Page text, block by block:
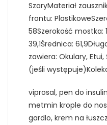
SzaryMateriał
frontu:
58Szerokość mostka:
39,1Średnica:
zawiera: Okulary,
(jeśli
viprosal, pen do
metmin krople do
gardlo, krem na